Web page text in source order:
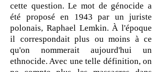
cette question. Le mot de génocide a
été proposé en 1943 par un juriste
polonais, Raphael Lemkin. À l'époque
il correspondait plus ou moins à ce
qu'on nommerait aujourd'hui un
ethnocide. Avec une telle définition, on